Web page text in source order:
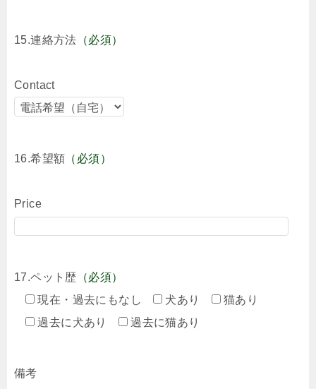
15.連絡方法 （必須）
Contact
16.希望額 （必須）
Price
17.ペット歴 （必須）
現在・過去にもなし
犬あり
猫あり
過去に犬あり
過去に猫あり
備考